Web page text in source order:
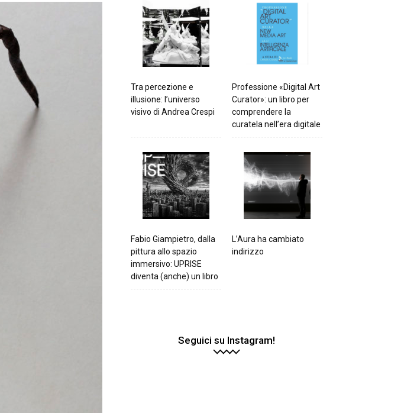
Tra percezione e
illusione: l’universo
visivo di Andrea Crespi
Professione «Digital Art
Curator»: un libro per
comprendere la
curatela nell’era digitale
Fabio Giampietro, dalla
pittura allo spazio
immersivo: UPRISE
diventa (anche) un libro
L’Aura ha cambiato
indirizzo
Seguici su Instagram!